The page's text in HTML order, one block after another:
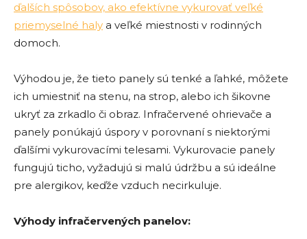
ďalších spôsobov, ako efektívne vykurovať veľké
priemyselné haly a veľké miestnosti v rodinných
domoch.
Výhodou je, že tieto panely sú tenké a ľahké, môžete
ich umiestniť na stenu, na strop, alebo ich šikovne
ukryť za zrkadlo či obraz. Infračervené ohrievače a
panely ponúkajú úspory v porovnaní s niektorými
ďalšími vykurovacími telesami. Vykurovacie panely
fungujú ticho, vyžadujú si malú údržbu a sú ideálne
pre alergikov, keďže vzduch necirkuluje.
Výhody infračervených panelov: